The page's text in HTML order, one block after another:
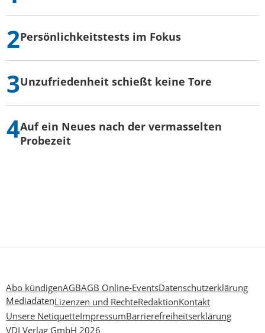
Persönlichkeitstests im Fokus
Unzufriedenheit schießt keine Tore
Auf ein Neues nach der vermasselten
Probezeit
Abo kündigenAGBAGB Online-EventsDatenschutzerklärung
MediadatenLizenzen und RechteRedaktionKontakt
Unsere NetiquetteImpressumBarrierefreiheitserklärung
VDI Verlag GmbH 2026